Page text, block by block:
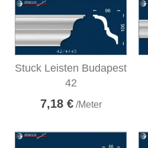
Stuck Leisten Budapest
42
7,18 €/Meter